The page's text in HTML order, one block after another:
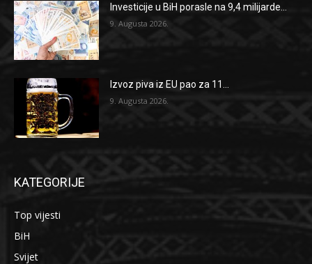
Investicije u BiH porasle na 9,4 milijarde...
9. Augusta 2026.
Izvoz piva iz EU pao za 11...
9. Augusta 2026.
KATEGORIJE
Top vijesti
BiH
Svijet